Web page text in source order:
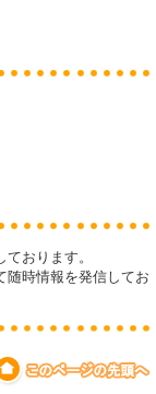
おります。
時情報を発信してお